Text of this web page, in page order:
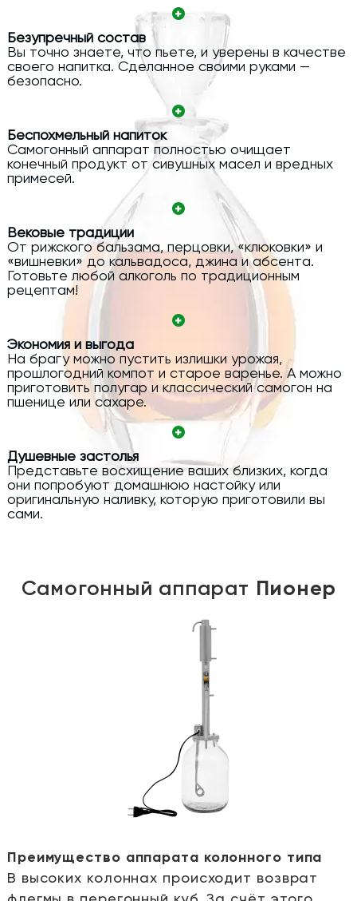
Безупречный состав
Вы точно знаете, что пьете, и уверены в качестве
своего напитка. Сделанное своими руками —
безопасно.
Беспохмельный напиток
Самогонный аппарат полностью очищает
конечный продукт от сивушных масел и вредных
примесей.
Вековые традиции
От рижского бальзама, перцовки, «клюковки» и
«вишневки» до кальвадоса, джина и абсента.
Готовьте любой алкоголь по традиционным
рецептам!
Экономия и выгода
На брагу можно пустить излишки урожая,
прошлогодний компот и старое варенье. А можно
приготовить полугар и классический самогон на
пшенице или сахаре.
Душевные застолья
Представьте восхищение ваших близких, когда
они попробуют домашнюю настойку или
оригинальную наливку, которую приготовили вы
сами.
Самогонный аппарат Пионер
Преимущество аппарата колонного типа
В высоких колоннах происходит возврат